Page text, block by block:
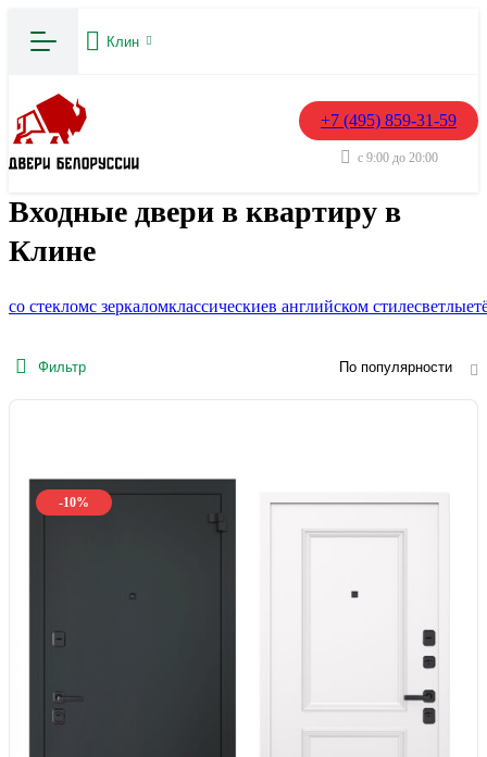
Клин
+7 (495) 859-31-59
с 9:00 до 20:00
Входные двери в квартиру в
Клине
со стекломс зеркаломклассическиев английском стилесветлые
Фильтр По популярности
-10%